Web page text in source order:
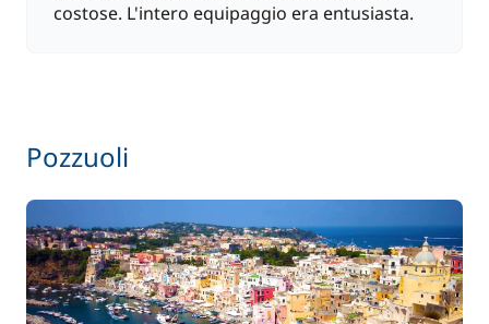
costose. L'intero equipaggio era entusiasta.
Pozzuoli